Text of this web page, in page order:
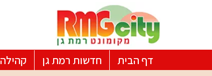
דף הבית חדשות רמת גן קהילה